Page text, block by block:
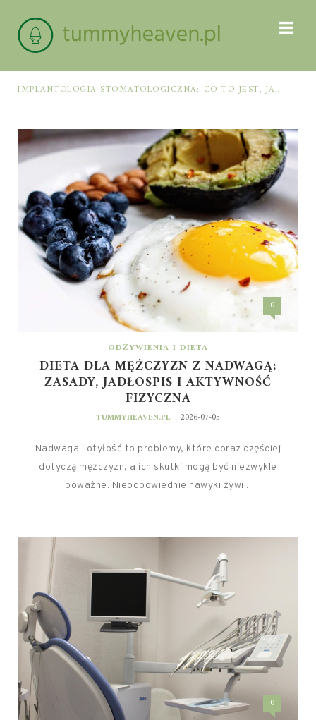
IMPLANTOLOGIA STOMATOLOGICZNA: CO TO JEST, JAK WYGLĄDA PROCES IMPLANTACJI I GOJENIA ORAZ DLA KOGO MA ZASTOSOWANIE
0
ODŻYWIENIA I DIETA
DIETA DLA MĘŻCZYZN Z NADWAGĄ:
ZASADY, JADŁOSPIS I AKTYWNOŚĆ
FIZYCZNA
TUMMYHEAVEN.PL - 2026-07-05
Nadwaga i otyłość to problemy, które coraz częściej
dotyczą mężczyzn, a ich skutki mogą być niezwykle
poważne. Nieodpowiednie nawyki żywi...
0